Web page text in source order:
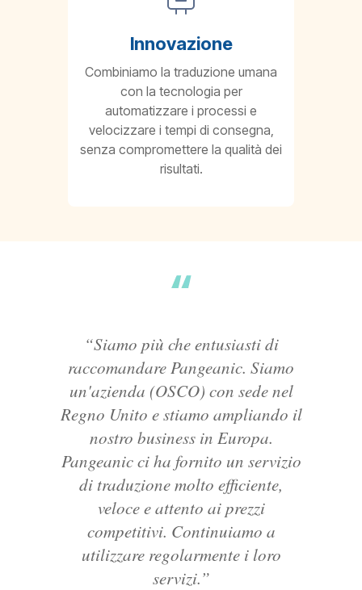
Innovazione
Combiniamo la traduzione umana
con la tecnologia per
automatizzare i processi e
velocizzare i tempi di consegna,
senza compromettere la qualità dei
risultati.
“Siamo più che entusiasti di
raccomandare Pangeanic. Siamo
un'azienda (OSCO) con sede nel
Regno Unito e stiamo ampliando il
nostro business in Europa.
Pangeanic ci ha fornito un servizio
di traduzione molto efficiente,
veloce e attento ai prezzi
competitivi. Continuiamo a
utilizzare regolarmente i loro
servizi.”